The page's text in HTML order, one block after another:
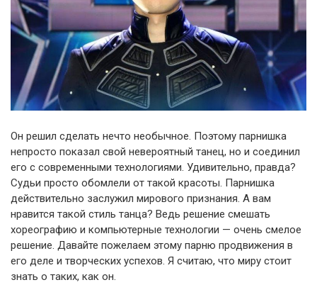
Он решил сделать нечто необычное. Поэтому парнишка
непросто показал свой невероятный танец, но и соединил
его с современными технологиями. Удивительно, правда?
Судьи просто обомлели от такой красоты. Парнишка
действительно заслужил мирового признания. А вам
нравится такой стиль танца? Ведь решение смешать
хореографию и компьютерные технологии — очень смелое
решение. Давайте пожелаем этому парню продвижения в
его деле и творческих успехов. Я считаю, что миру стоит
знать о таких, как он.